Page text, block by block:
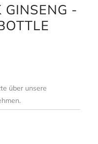
GINSENG -
über unsere